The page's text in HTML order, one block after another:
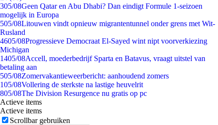
305/08Geen Qatar en Abu Dhabi? Dan eindigt Formule 1-seizoen
mogelijk in Europa
505/08Litouwen vindt opnieuw migrantentunnel onder grens met Wit-
Rusland
4605/08Progressieve Democraat El-Sayed wint nipt voorverkiezing
Michigan
1405/08Accell, moederbedrijf Sparta en Batavus, vraagt uitstel van
betaling aan
505/08Zomervakantieweerbericht: aanhoudend zomers
105/08Vollering de sterkste na lastige heuvelrit
805/08The Division Resurgence nu gratis op pc
Actieve items
Actieve items
Scrollbar gebruiken